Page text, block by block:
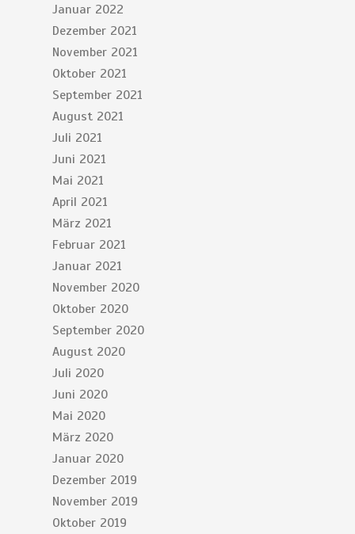
Januar 2022
Dezember 2021
November 2021
Oktober 2021
September 2021
August 2021
Juli 2021
Juni 2021
Mai 2021
April 2021
März 2021
Februar 2021
Januar 2021
November 2020
Oktober 2020
September 2020
August 2020
Juli 2020
Juni 2020
Mai 2020
März 2020
Januar 2020
Dezember 2019
November 2019
Oktober 2019